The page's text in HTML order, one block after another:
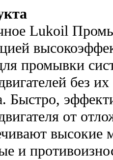
Lukoil
промывки
без
Быстро,
от
и